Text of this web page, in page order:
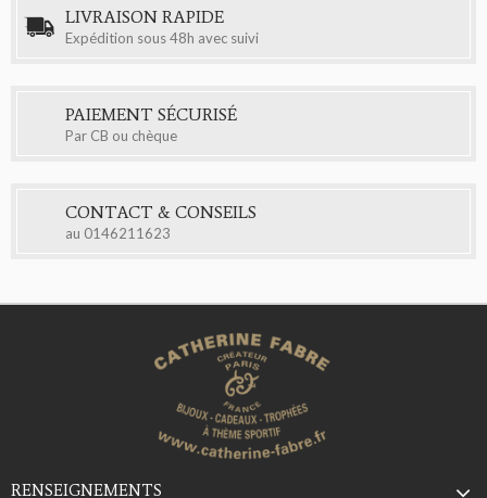
LIVRAISON RAPIDE
Expédition sous 48h avec suivi
PAIEMENT SÉCURISÉ
Par CB ou chèque
CONTACT & CONSEILS
au 0146211623
RENSEIGNEMENTS